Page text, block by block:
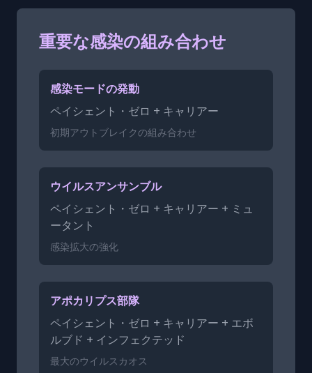
重要な感染の組み合わせ
感染モードの発動
ペイシェント・ゼロ + キャリアー
初期アウトブレイクの組み合わせ
ウイルスアンサンブル
ペイシェント・ゼロ + キャリアー + ミュ
ータント
感染拡大の強化
アポカリプス部隊
ペイシェント・ゼロ + キャリアー + エボ
ルブド + インフェクテッド
最大のウイルスカオス